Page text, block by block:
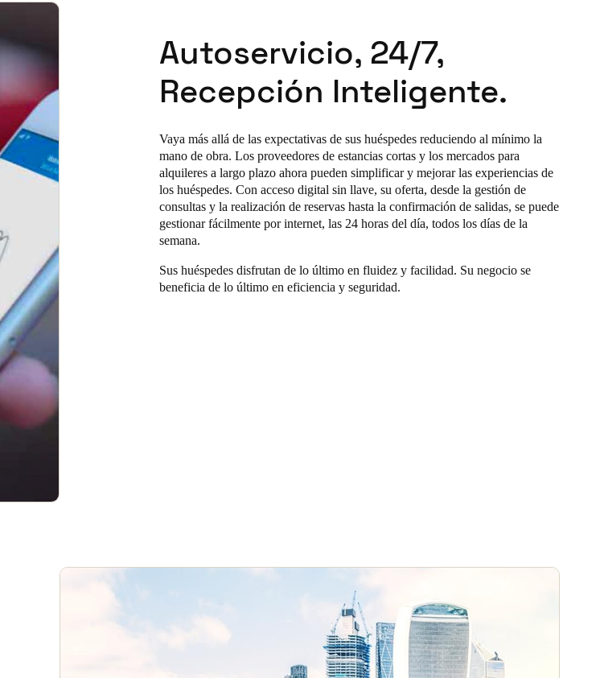
Autoservicio, 24/7,
Recepción Inteligente.
Vaya más allá de las expectativas de sus huéspedes reduciendo al mínimo la
mano de obra. Los proveedores de estancias cortas y los mercados para
alquileres a largo plazo ahora pueden simplificar y mejorar las experiencias de
los huéspedes. Con acceso digital sin llave, su oferta, desde la gestión de
consultas y la realización de reservas hasta la confirmación de salidas, se puede
gestionar fácilmente por internet, las 24 horas del día, todos los días de la
semana.
Sus huéspedes disfrutan de lo último en fluidez y facilidad. Su negocio se
beneficia de lo último en eficiencia y seguridad.